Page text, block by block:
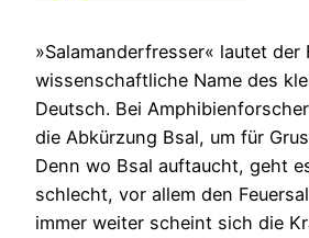
»Salamanderfresser« lautet der
wissenschaftliche Name des
Deutsch. Bei
die Abkürzung Bsal, um für
Denn wo Bsal auftaucht, geht
schlecht, vor allem den
immer weiter scheint sich die